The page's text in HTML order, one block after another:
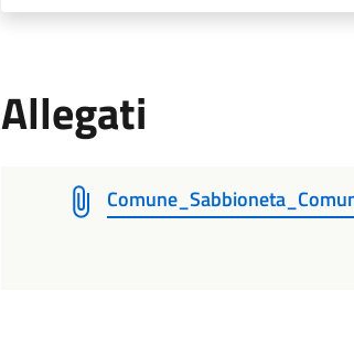
Allegati